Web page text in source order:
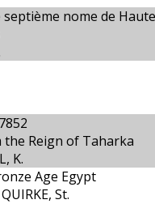
nome de
the Reign of Taharka
K.
Age Egypt
St.